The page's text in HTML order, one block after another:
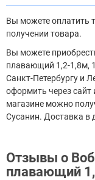
Вы можете оплатить
получении товара.
Вы можете
плавающий 1,2-1,8м,
Санкт-Петербургу и
оформить через сайт
магазине можно
Сусанин. Доставка в
Отзывы о
плавающий